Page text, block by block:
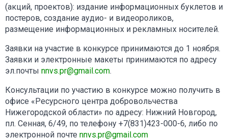
(акций, проектов): издание информационных буклетов и
постеров, создание аудио- и видеороликов,
размещение информационных и рекламных носителей.
Заявки на участие в конкурсе принимаются до 1 ноября.
Заявки и электронные макеты принимаются по адресу
эл.почты nnvs.pr@gmail.com.
Консультации по участию в конкурсе можно получить в
офисе «Ресурсного центра добровольчества
Нижегородской области» по адресу: Нижний Новгород,
пл. Сенная, 6/49, по телефону +7(831)423-000-6, либо по
электронной почте nnvs.pr@gmail.com